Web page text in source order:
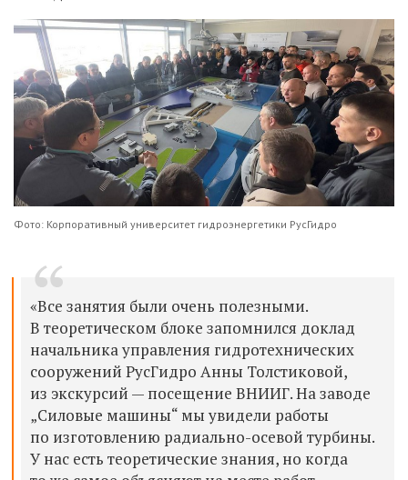
Фото: Корпоративный университет гидроэнергетики РусГидро
«Все занятия были очень полезными.
В теоретическом блоке запомнился доклад
начальника управления гидротехнических
сооружений РусГидро Анны Толстиковой,
из экскурсий — посещение ВНИИГ. На заводе
„Силовые машины“ мы увидели работы
по изготовлению радиально-осевой турбины.
У нас есть теоретические знания, но когда